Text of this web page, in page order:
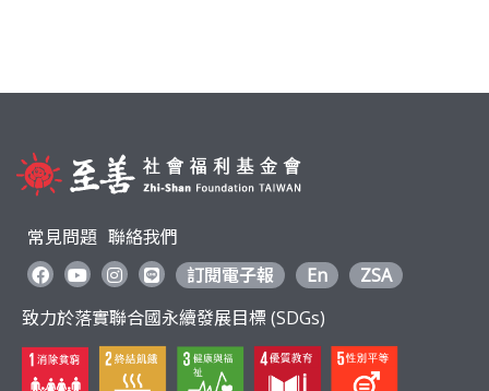
o
k
常見問題 聯絡我們
訂閱電子報
En
ZSA
致力於落實聯合國永續發展目標 (SDGs)